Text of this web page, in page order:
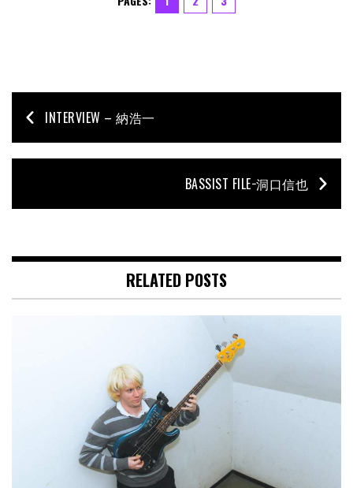
INTERVIEW – 納浩一
BASSIST FILE−洞口信也
RELATED POSTS